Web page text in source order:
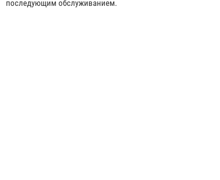
последующим обслуживанием.